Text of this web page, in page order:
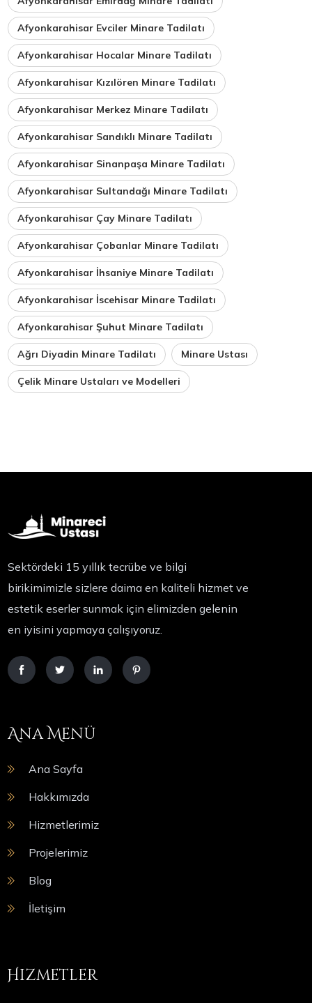
Afyonkarahisar Evciler Minare Tadilatı
Afyonkarahisar Hocalar Minare Tadilatı
Afyonkarahisar Kızılören Minare Tadilatı
Afyonkarahisar Merkez Minare Tadilatı
Afyonkarahisar Sandıklı Minare Tadilatı
Afyonkarahisar Sinanpaşa Minare Tadilatı
Afyonkarahisar Sultandağı Minare Tadilatı
Afyonkarahisar Çay Minare Tadilatı
Afyonkarahisar Çobanlar Minare Tadilatı
Afyonkarahisar İhsaniye Minare Tadilatı
Afyonkarahisar İscehisar Minare Tadilatı
Afyonkarahisar Şuhut Minare Tadilatı
Ağrı Diyadin Minare Tadilatı Minare Ustası
Çelik Minare Ustaları ve Modelleri
Sektördeki 15 yıllık tecrübe ve bilgi
birikimimizle sizlere daima en kaliteli hizmet ve
estetik eserler sunmak için elimizden gelenin
en iyisini yapmaya çalışıyoruz.
Ana Menü
Ana Sayfa
Hakkımızda
Hizmetlerimiz
Projelerimiz
Blog
İletişim
Hizmetler